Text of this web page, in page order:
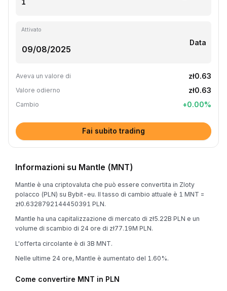
Attivato
Data
Aveva un valore di zł0.63
Valore odierno zł0.63
Cambio +0.00%
Fai subito trading
Informazioni su Mantle (MNT)
Mantle è una criptovaluta che può essere convertita in Zloty
polacco (PLN) su Bybit-eu. Il tasso di cambio attuale è 1 MNT =
zł0.6328792144450391 PLN.
Mantle ha una capitalizzazione di mercato di zł5.22B PLN e un
volume di scambio di 24 ore di zł77.19M PLN.
L'offerta circolante è di 3B MNT.
Nelle ultime 24 ore, Mantle è aumentato del 1.60%.
Come convertire MNT in PLN